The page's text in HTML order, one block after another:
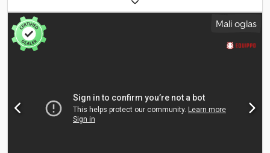
kg Dizel motor / 3 cilindra CE sertifikat Dimenzije: 288x88x223 cm
Dubina kopanja: 179 cm Potpuna kabina sa grejanjem Kopajuća
kašika, Kapacitet kašike: 0,06 m³ Visina kašike: 2490 mm, Gumeni
gusenični pogon, širina: 163 cm, Širina: 23 cm, Prečnik okretanja:
Mali oglas